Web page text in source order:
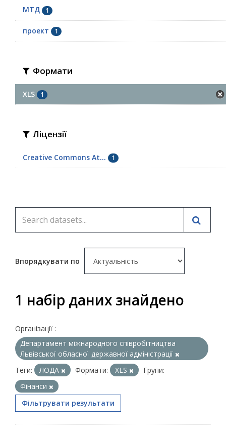
МТД 1
проект 1
Формати
XLS 1
Ліцензії
Creative Commons At... 1
Впорядкувати по
1 набір даних знайдено
Організації :
Департамент міжнародного співробітництва
Львівської обласної державної адміністрації
Теги:
ЛОДА Формати: XLS
Групи:
Фінанси
Фільтрувати результати